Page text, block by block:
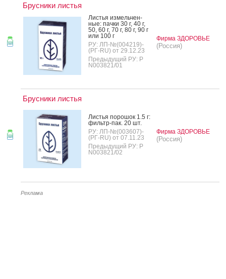
Брусники листья
Листья из­мель­чен­
ные: пач­ки 30 г, 40 г,
50, 60 г, 70 г, 80 г, 90 г
или 100 г
РУ: ЛП-№(004219)-
(РГ-RU) от 29.12.23
Предыдущий РУ: Р
N003821/01
Фирма ЗДОРОВЬЕ
(Россия)
Брусники листья
Листья по­рошок 1.5 г:
филь­тр-пак. 20 шт.
РУ: ЛП-№(003607)-
(РГ-RU) от 07.11.23
Предыдущий РУ: Р
N003821/02
Фирма ЗДОРОВЬЕ
(Россия)
Реклама